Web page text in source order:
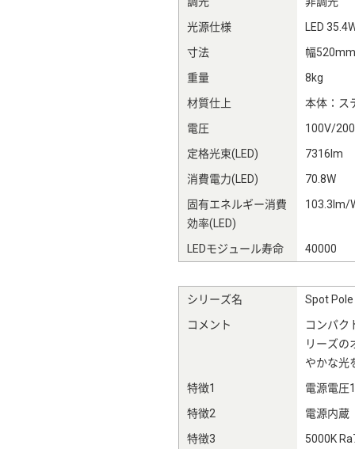
光源仕様
LED
寸法
幅
重量
8kg
材質仕上
本体：ス
電圧
100V/
定格光束(LED)
7316lm
消費電力(LED)
70.8W
固有エネルギー消費
効率(LED)
103.3lm/
LEDモジュール寿命 40000
シリーズ名
Spot Pole
コメント
コンパク
リーズの
やかな光
特徴1
電源電圧
特徴2
電源内蔵
特徴3
5000K